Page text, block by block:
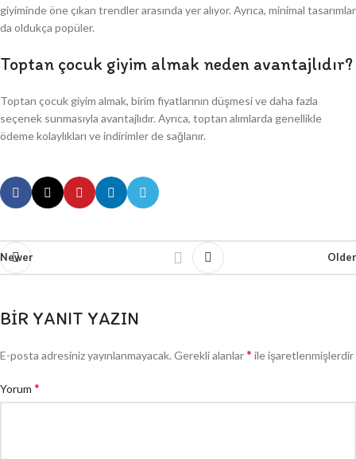
giyiminde öne çıkan trendler arasında yer alıyor. Ayrıca, minimal tasarımlar
da oldukça popüler.
Toptan çocuk giyim almak neden avantajlıdır?
Toptan çocuk giyim almak, birim fiyatlarının düşmesi ve daha fazla
seçenek sunmasıyla avantajlıdır. Ayrıca, toptan alımlarda genellikle
ödeme kolaylıkları ve indirimler de sağlanır.
Newer Older
BIR YANIT YAZIN
E-posta adresiniz yayınlanmayacak. Gerekli alanlar* ile işaretlenmişlerdir
Yorum *